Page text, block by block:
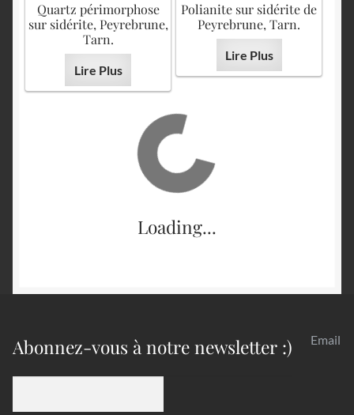
Quartz périmorphose
sur sidérite, Peyrebrune,
Tarn.
Lire Plus
Polianite sur sidérite de
Peyrebrune, Tarn.
Lire Plus
Loading...
Abonnez-vous à notre newsletter :) Email